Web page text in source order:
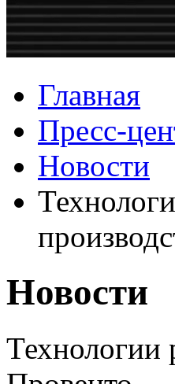
Главная
Пресс-
Новости
Новости
Технологии